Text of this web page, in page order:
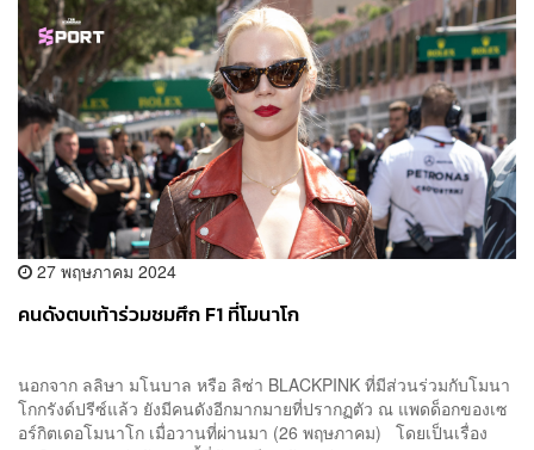
27 พฤษภาคม 2024
คนดังตบเท้าร่วมชมศึก F1 ที่โมนาโก
นอกจาก ลลิษา มโนบาล หรือ ลิซ่า BLACKPINK ที่มีส่วนร่วมกับโมนา
โกกรังด์ปรีซ์แล้ว ยังมีคนดังอีกมากมายที่ปรากฏตัว ณ แพดด็อกของเซ
อร์กิตเดอโมนาโก เมื่อวานที่ผ่านมา (26 พฤษภาคม) โดยเป็นเรื่อง